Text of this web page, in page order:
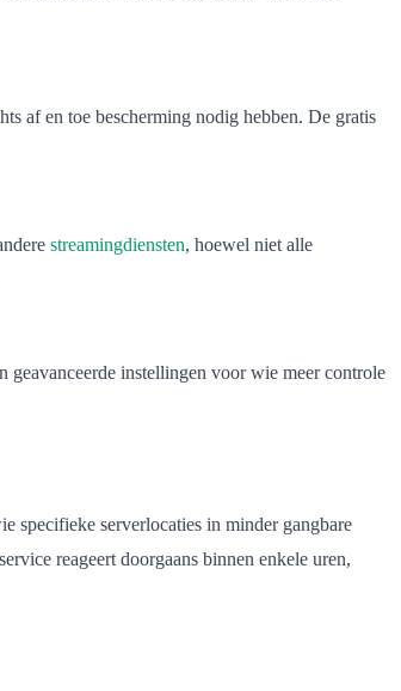
af en toe bescherming nodig hebben. De gratis
streamingdiensten, hoewel niet alle
instellingen voor wie meer controle
specifieke serverlocaties in minder gangbare
reageert doorgaans binnen enkele uren,